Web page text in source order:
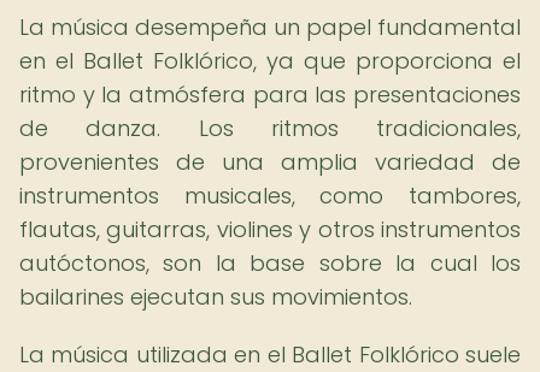
La música desempeña un papel fundamental
en el Ballet Folklórico, ya que proporciona el
ritmo y la atmósfera para las presentaciones
de danza. Los ritmos tradicionales,
provenientes de una amplia variedad de
instrumentos musicales, como tambores,
flautas, guitarras, violines y otros instrumentos
autóctonos, son la base sobre la cual los
bailarines ejecutan sus movimientos.
La música utilizada en el Ballet Folklórico suele